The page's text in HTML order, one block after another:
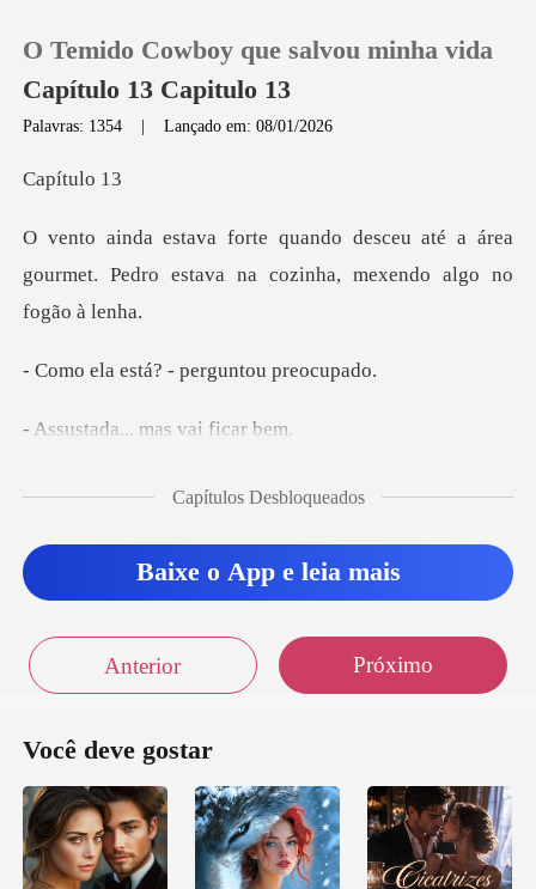
Loja
Histórico
O Temido Cowboy que salvou minha vida
Capítulo 13 Capitulo 13
Palavras: 1354 |Lançado em: 08/01/2026
ítu
eu até a área
gourmet. Pedro estava na
tá? - pergunt
... mas vai
ou uma cumbuca f
icho. Vai ajud
om as duas mãos
Capítulos Desbloqueados
Baixe o App e leia mais
Anterior Próximo
Você deve gostar